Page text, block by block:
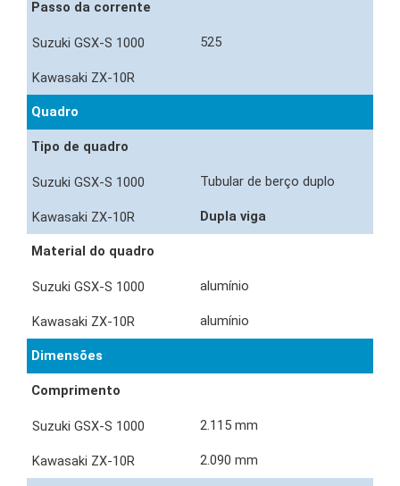
Passo da corrente
525
Quadro
Tipo de quadro
Tubular de berço duplo
Dupla viga
Material do quadro
alumínio
alumínio
Dimensões
Comprimento
2.115 mm
2.090 mm